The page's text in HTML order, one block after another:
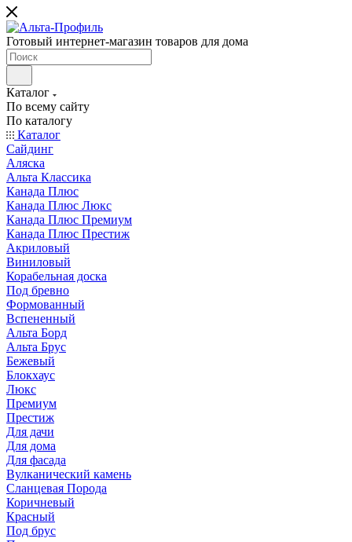
Готовый интернет-магазин товаров для дома
Каталог
По всему сайту
По каталогу
Каталог
Сайдинг
Аляска
Альта Классика
Канада Плюс
Канада Плюс Люкс
Канада Плюс Премиум
Канада Плюс Престиж
Акриловый
Виниловый
Корабельная доска
Под бревно
Формованный
Вспененный
Альта Борд
Альта Брус
Бежевый
Блокхаус
Люкс
Премиум
Престиж
Для дачи
Для дома
Для фасада
Вулканический камень
Сланцевая Порода
Коричневый
Красный
Под брус